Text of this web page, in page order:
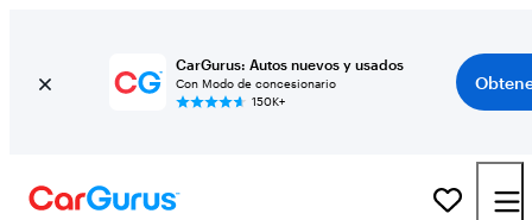
CarGurus: Autos nuevos y usados
Con Modo de concesionario
150K+